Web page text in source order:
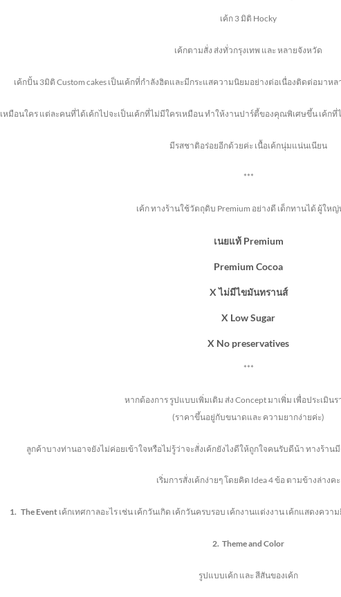
เค้ก 3 มิติ Hocky
เค้กตามสั่ง ส่งทั่วกรุงเทพ และ หลายจังหวัด
เค้กปั้น 3มิติ Custom cakes เป็นเค้กที่กำลังฮิตและมีกระแสความนิยมอย่างต่อเนื่องติดต่อมา
เหมือนใคร แต่ละคนที่ได้เค้กไปจะเป็นเค้กที่ไม่มีใครเหมือน ทำให้งานปาร์ตี้ของคุณพิเศษขึ้น เค้ก
มีรสชาติอร่อยอีกด้วยค่ะ เนื้อเค้กนุ่มแน่นเนียน
***
เค้ก ทางร้านใช้วัตถุดิบ Premium อย่างดี เด็กทานได้ ผู้ให
เนยแท้ Premium
Premium Cocoa
X ไม่มีไขมันทรานส์
X Low Sugar
X No preservatives
***
หากต้องการ รูปแบบเพิ่มเติม ส่ง Concept มาเพิ่ม เพื่อประเมิน
(ราคาขึ้นอยู่กับขนาดและ ความยากง่ายค่ะ)
ลูกค้าบางท่านอาจยังไม่ค่อยเข้าใจหรือไม่รู้ว่าจะสั่งเค้กยังไงดีให้ถูกใจคนรับดีน้า ทางร้าน
เริ่มการสั่งเค้กง่ายๆ โดยคิด Idea 4 ข้อ ตามข้างล่างคะ
1. The Event เค้กเทศกาลอะไร เช่น เค้กวันเกิด เค้กวันครบรอบ เค้กงานแต่งงาน เค้กแสดงคว
2. Themeand Color
รูปแบบเค้ก และ สีสันของเค้ก